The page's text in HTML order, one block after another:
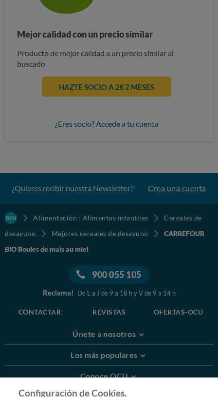
Mejor calidad con un precio similar
Producto de mejor calidad a un precio similar al
buscado
HAZTE SOCIO A 2€ 2 MESES
¿Eres socio? Accede a tu cuenta
¿Quieres recibir nuestra Newsletter? Crea una cuenta
Alimentación : Alimentos infantiles
Cereales de
desayuno
Mejores cereales de desayuno
CARREFOUR
BIO Boules de maïs au miel
900 055 105
Reclama! De L a J de 9 a 18 h y V de 9 a 14 h
CONTACTAR REVISTAS OFERTAS-OCU
Únete a nosotros
Los más populares
Conoce OCU
Configuración de Cookies.